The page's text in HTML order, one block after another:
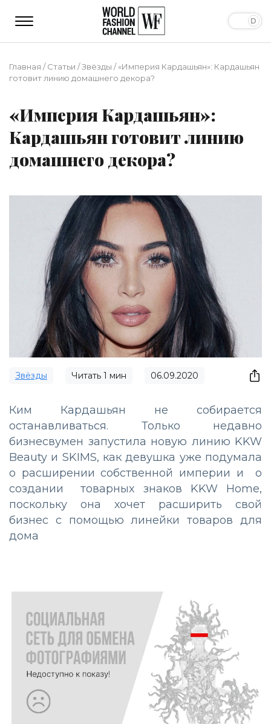
Главная /Статьи /Звёзды /«Империя Кардашьян»: Кардашьян
готовит линию домашнего декора?
«Империя Кардашьян»:
Кардашьян готовит линию
домашнего декора?
Звёзды Читать 1 мин 06.09.2020
Ким Кардашьян не собирается
останавливаться. Только недавно
бизнесвумен запустила новую линию KKW
Beauty и SKIMS, как девушка уже подумала
о расширении собственной империи и о
создании товарных знаков KKW Home,
поскольку она хочет расширить свой
бизнес с помощью линейки товаров для
дома